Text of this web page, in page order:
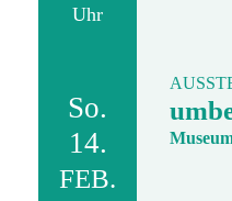
Uhr
So.
14.
FEB.